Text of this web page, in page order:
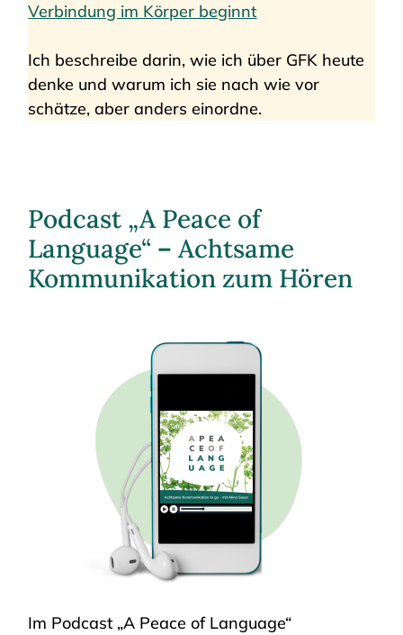
Verbindung im Körper beginnt
Ich beschreibe darin, wie ich über GFK heute
denke und warum ich sie nach wie vor
schätze, aber anders einordne.
Podcast „A Peace of
Language“ – Achtsame
Kommunikation zum Hören
Im Podcast „A Peace of Language“